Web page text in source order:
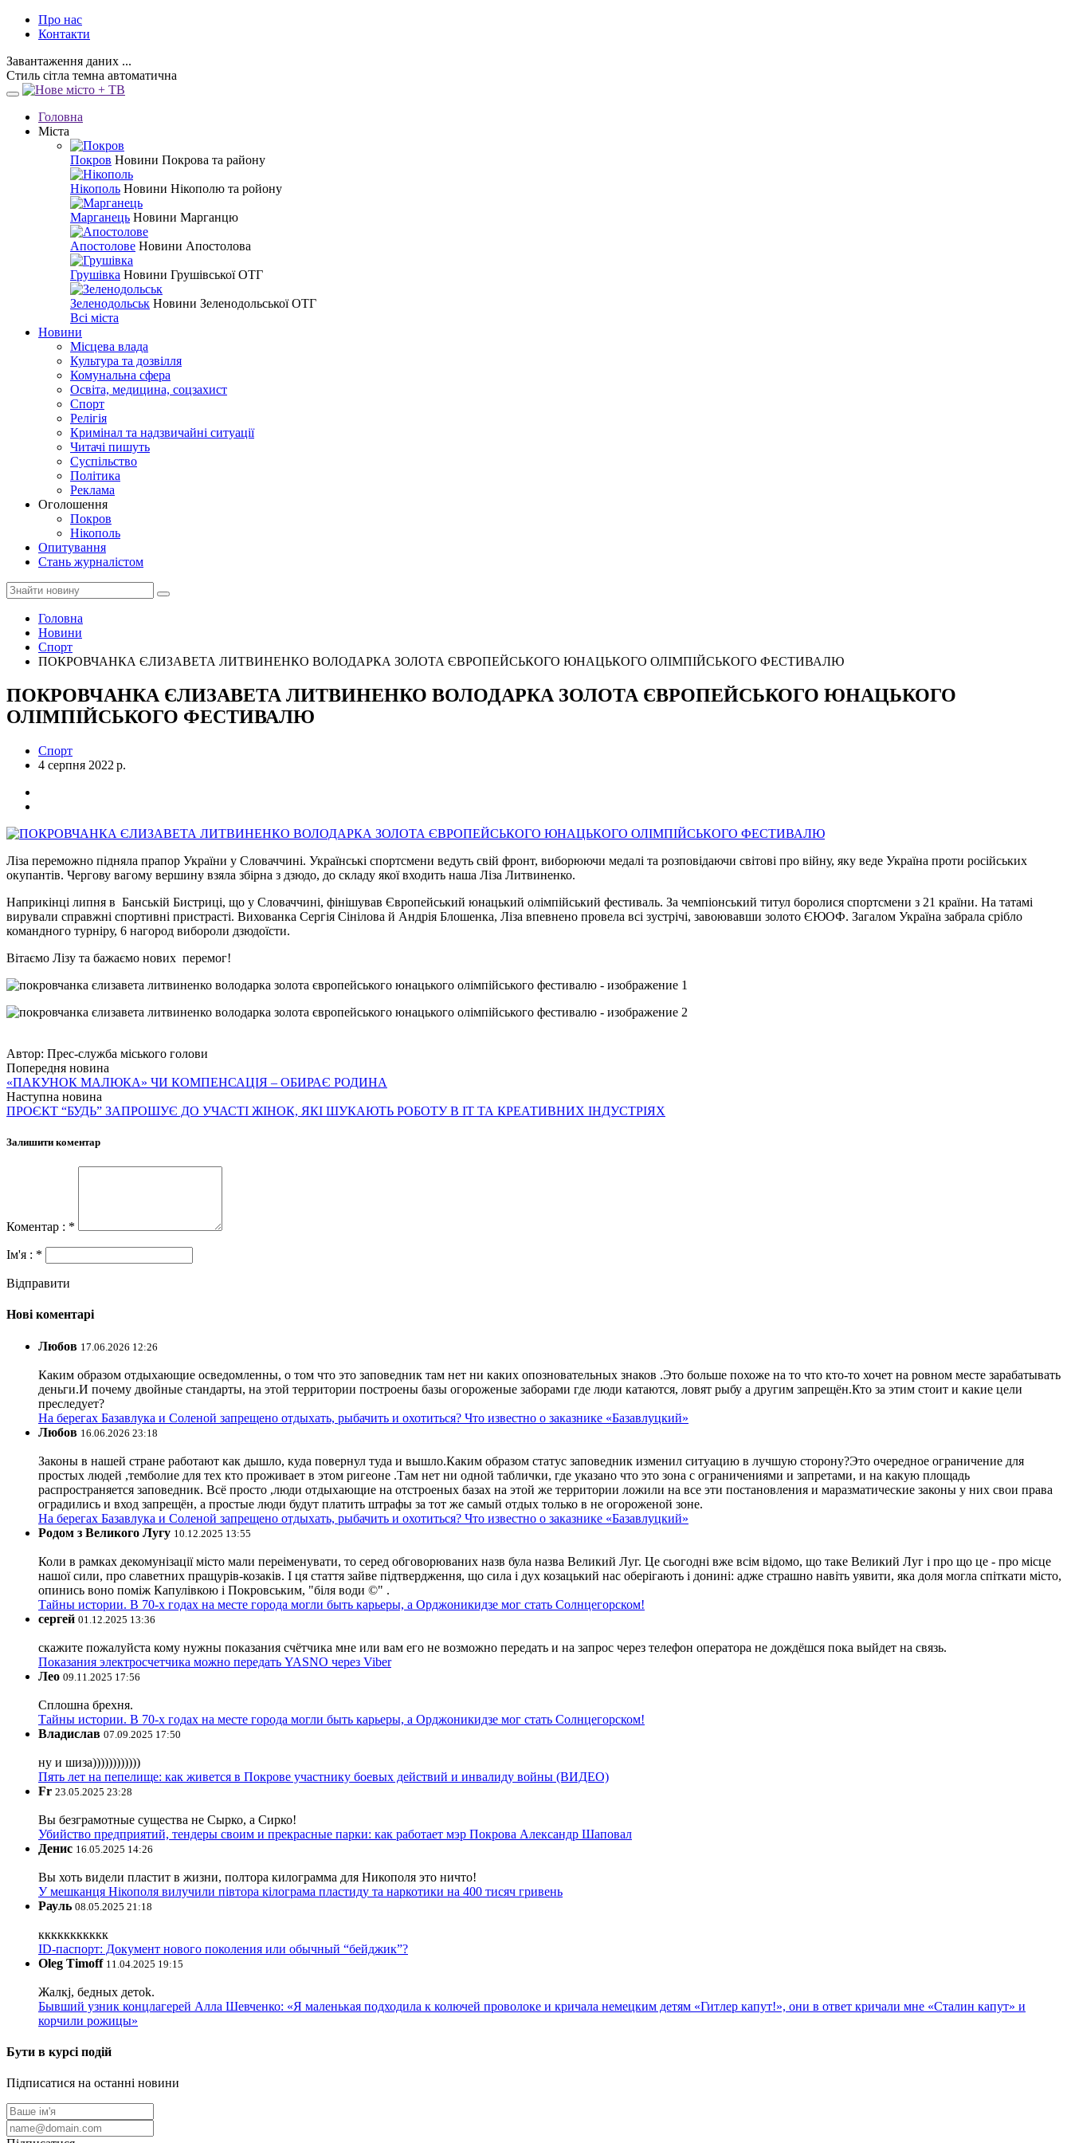
Про нас
Контакти
Завантаження даних ...
Стиль сітла темна автоматична
Головна
Міста
Покров Новини Покрова та району
Нікополь Новини Нікополю та ройону
Марганець Новини Марганцю
Апостолове Новини Апостолова
Грушівка Новини Грушівської ОТГ
Зеленодольськ Новини Зеленодольської ОТГ
Всі міста
Новини
Місцева влада
Культура та дозвілля
Комунальна сфера
Освіта, медицина, соцзахист
Спорт
Релігія
Кримінал та надзвичайні ситуації
Читачі пишуть
Суспільство
Політика
Реклама
Оголошення
Покров
Нікополь
Опитування
Стань журналістом
Головна
Новини
Спорт
ПОКРОВЧАНКА ЄЛИЗАВЕТА ЛИТВИНЕНКО ВОЛОДАРКА ЗОЛОТА ЄВРОПЕЙСЬКОГО ЮНАЦЬКОГО ОЛІМПІЙСЬКОГО ФЕСТИВАЛЮ
ПОКРОВЧАНКА ЄЛИЗАВЕТА ЛИТВИНЕНКО ВОЛОДАРКА ЗОЛОТА ЄВРОПЕЙСЬКОГО ЮНАЦЬКОГО
ОЛІМПІЙСЬКОГО ФЕСТИВАЛЮ
Спорт
4 серпня 2022 р.
Ліза переможно підняла прапор України у Словаччині. Українські спортсмени ведуть свій фронт, виборюючи медалі та розповідаючи світові про війну, яку веде Україна проти російських
окупантів. Чергову вагому вершину взяла збірна з дзюдо, до складу якої входить наша Ліза Литвиненко.
Наприкінці липня в Банській Бистриці, що у Словаччині, фінішував Європейський юнацький олімпійський фестиваль. За чемпіонський титул боролися спортсмени з 21 країни. На татамі
вирували справжні спортивні пристрасті. Вихованка Сергія Сінілова й Андрія Блошенка, Ліза впевнено провела всі зустрічі, завоювавши золото ЄЮОФ. Загалом Україна забрала срібло
командного турніру, 6 нагород вибороли дзюдоїсти.
Вітаємо Лізу та бажаємо нових перемог!
Автор: Прес-служба міського голови
Попередня новина
«ПАКУНОК МАЛЮКА» ЧИ КОМПЕНСАЦІЯ – ОБИРАЄ РОДИНА
Наступна новина
ПРОЄКТ “БУДЬ” ЗАПРОШУЄ ДО УЧАСТІ ЖІНОК, ЯКІ ШУКАЮТЬ РОБОТУ В ІТ ТА КРЕАТИВНИХ ІНДУСТРІЯХ
Залишити коментар
Коментар : *
Ім'я : *
Відправити
Нові коментарі
Любов 17.06.2026 12:26
Каким образом отдыхающие осведомленны, о том что это заповедник там нет ни каких опозновательных знаков .Это больше похоже на то что кто-то хочет на ровном месте зарабатывать
деньги.И почему двойные стандарты, на этой территории построены базы огороженые заборами где люди катаются, ловят рыбу а другим запрещён.Кто за этим стоит и какие цели
преследует?
На берегах Базавлука и Соленой запрещено отдыхать, рыбачить и охотиться? Что известно о заказнике «Базавлуцкий»
Любов 16.06.2026 23:18
Законы в нашей стране работают как дышло, куда повернул туда и вышло.Каким образом статус заповедник изменил ситуацию в лучшую сторону?Это очередное ограничение для
простых людей ,темболие для тех кто проживает в этом ригеоне .Там нет ни одной таблички, где указано что это зона с ограничениями и запретами, и на какую площадь
распространяется заповедник. Всё просто ,люди отдыхающие на отстроеных базах на этой же территории ложили на все эти постановления и маразматические законы у них свои права
оградились и вход запрещён, а простые люди будут платить штрафы за тот же самый отдых только в не огороженой зоне.
На берегах Базавлука и Соленой запрещено отдыхать, рыбачить и охотиться? Что известно о заказнике «Базавлуцкий»
Родом з Великого Лугу 10.12.2025 13:55
Коли в рамках декомунізації місто мали переіменувати, то серед обговорюваних назв була назва Великий Луг. Це сьогодні вже всім відомо, що таке Великий Луг і про що це - про місце
нашої сили, про славетних пращурів-козаків. І ця стаття зайве підтвердження, що сила і дух козацький нас оберігають і донині: адже страшно навіть уявити, яка доля могла спіткати місто,
опинись воно поміж Капулівкою і Покровським, "біля води ©" .
Тайны истории. В 70-х годах на месте города могли быть карьеры, а Орджоникидзе мог стать Солнцегорском!
сергей 01.12.2025 13:36
скажите пожалуйста кому нужны показания счётчика мне или вам его не возможно передать и на запрос через телефон оператора не дождёшся пока выйдет на связь.
Показания электросчетчика можно передать YASNO через Viber
Лео 09.11.2025 17:56
Сплошна брехня.
Тайны истории. В 70-х годах на месте города могли быть карьеры, а Орджоникидзе мог стать Солнцегорском!
Владислав 07.09.2025 17:50
ну и шиза))))))))))))
Пять лет на пепелище: как живется в Покрове участнику боевых действий и инвалиду войны (ВИДЕО)
Fr 23.05.2025 23:28
Вы безграмотные существа не Сырко, а Сирко!
Убийство предприятий, тендеры своим и прекрасные парки: как работает мэр Покрова Александр Шаповал
Денис 16.05.2025 14:26
Вы хоть видели пластит в жизни, полтора килограмма для Никополя это ничто!
У мешканця Нікополя вилучили півтора кілограма пластиду та наркотики на 400 тисяч гривень
Рауль 08.05.2025 21:18
ккккккккккк
ID-паспорт: Документ нового поколения или обычный “бейджик”?
Oleg Timoff 11.04.2025 19:15
Жалкj, бедных детok.
Бывший узник концлагерей Алла Шевченко: «Я маленькая подходила к колючей проволоке и кричала немецким детям «Гитлер капут!», они в ответ кричали мне «Сталин капут» и
корчили рожицы»
Бути в курсі подій
Підписатися на останні новини